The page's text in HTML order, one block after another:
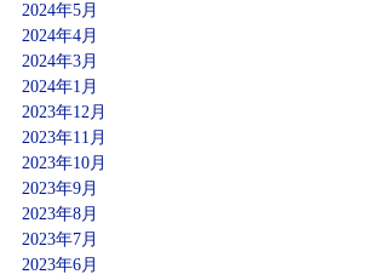
2024年5月
2024年4月
2024年3月
2024年1月
2023年12月
2023年11月
2023年10月
2023年9月
2023年8月
2023年7月
2023年6月